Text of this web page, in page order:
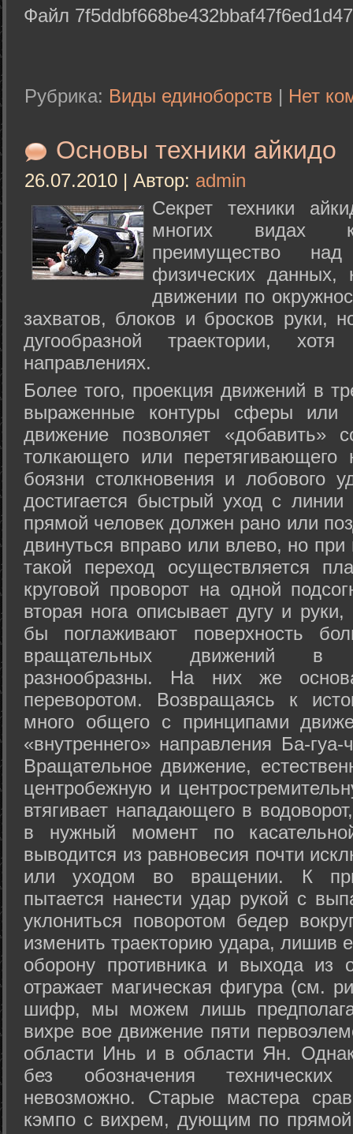
Файл
Рубрика: Виды единоборств | Нет
Основы техники айкидо
26.07.2010 | Автор: admin
Секрет техники
многих видах
преимущество
физических данных,
движении по
захватов, блоков и бросков руки,
дугообразной траектории,
направлениях.
Более того, проекция движений в
выраженные контуры сферы или
движение позволяет «добавить»
толкающего или перетягивающего
боязни столкновения и лобового
достигается быстрый уход с
прямой человек должен рано или
двинуться вправо или влево, но
такой переход осуществляется
круговой проворот на одной
вторая нога описывает дугу и
бы поглаживают поверхность
вращательных движений в
разнообразны. На них же
переворотом. Возвращаясь к
много общего с принципами
«внутреннего» направления Ба-
Вращательное движение,
центробежную и
втягивает нападающего в
в нужный момент по
выводится из равновесия почти
или уходом во вращении. К
пытается нанести удар рукой с
уклониться поворотом бедер
изменить траекторию удара, лишив
оборону противника и выхода из
отражает магическая фигура (см.
шифр, мы можем лишь
вихре вое движение пяти
области Инь и в области Ян.
без обозначения
невозможно. Старые мастера
кэмпо с вихрем, дующим по